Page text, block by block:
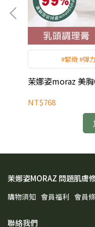
#緊緻 #彈
茉娜姿moraz 美
NT$768
茉娜姿MORAZ 問題肌膚
購物須知 會員福利 會員
聯絡我們